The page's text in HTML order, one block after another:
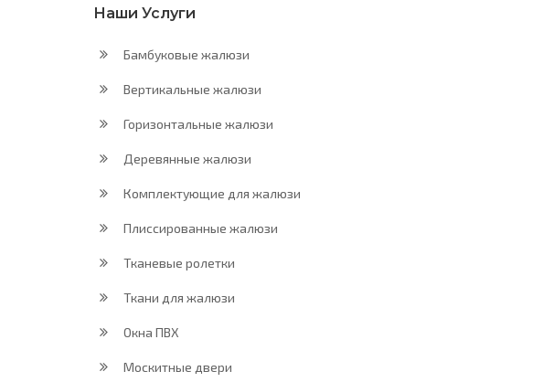
Наши Услуги
Бамбуковые жалюзи
Вертикальные жалюзи
Горизонтальные жалюзи
Деревянные жалюзи
Комплектующие для жалюзи
Плиссированные жалюзи
Тканевые ролетки
Ткани для жалюзи
Окна ПВХ
Москитные двери